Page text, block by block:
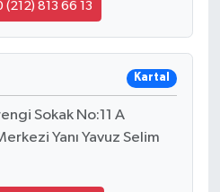
(212) 813 66 13
Kartal
Sokak No:11 A
Yanı Yavuz Selim